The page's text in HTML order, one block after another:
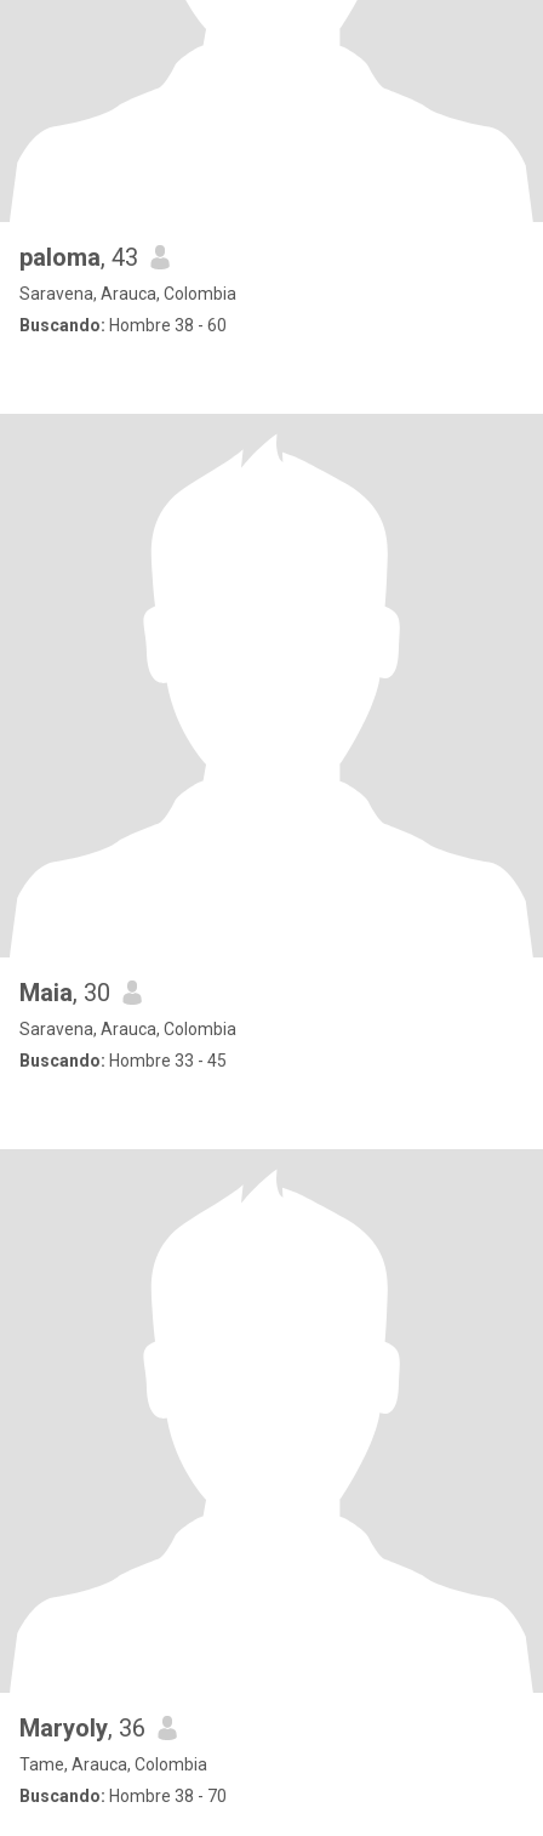
paloma, 43
Saravena, Arauca, Colombia
Buscando: Hombre 38 - 60
Maia, 30
Saravena, Arauca, Colombia
Buscando: Hombre 33 - 45
Maryoly, 36
Tame, Arauca, Colombia
Buscando: Hombre 38 - 70